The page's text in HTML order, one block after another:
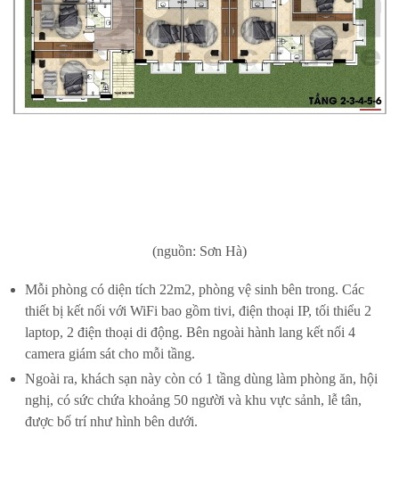
(nguồn: Sơn Hà)
Mỗi phòng có diện tích 22m2, phòng vệ sinh bên trong. Các
thiết bị kết nối với WiFi bao gồm tivi, điện thoại IP, tối thiểu 2
laptop, 2 điện thoại di động. Bên ngoài hành lang kết nối 4
camera giám sát cho mỗi tầng.
Ngoài ra, khách sạn này còn có 1 tầng dùng làm phòng ăn, hội
nghị, có sức chứa khoảng 50 người và khu vực sảnh, lễ tân,
được bố trí như hình bên dưới.